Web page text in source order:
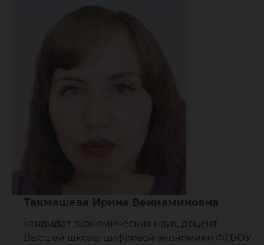
Такмашева Ирина Вениаминовна
кандидат экономических наук, доцент
Высшей школы цифровой экономики ФГБОУ